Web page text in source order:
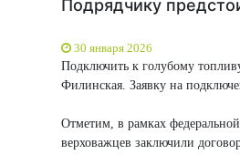
Подрядчику
30 января 2026
Подключить к голубому
Филинская. Заявку на
Отметим, в рамках
верховажцев заключили